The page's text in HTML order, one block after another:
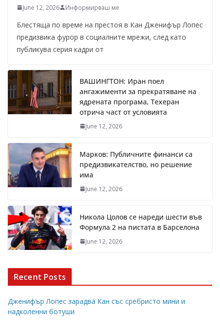
June 12, 2026 Информирваш ме
Блестяща по време на престоя в Кан Дженифър Лопес
предизвика фурор в социалните мрежи, след като
публикува серия кадри от
ВАШИНГТОН: Иран поел
ангажименти за прекратяване на
ядрената програма, Техеран
отрича част от условията
June 12, 2026
Марков: Публичните финанси са
предизвикателство, но решение
има
June 12, 2026
Никола Цолов се нареди шести във
Формула 2 на пистата в Барселона
June 12, 2026
Recent Posts
Дженифър Лопес зарадва Кан със сребристо мини и
надколенни ботуши